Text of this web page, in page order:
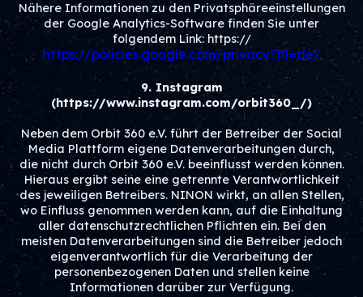
Nähere Informationen zu den Privatsphäreeinstellungen
der Google Analytics-Software finden Sie unter
folgendem Link: https://
https://policies.google.com/privacy?hl=de/
9. Instagram
(https://www.instagram.com/orbit360_/)
Neben dem Orbit 360 e.V. führt der Betreiber der Social
Media Plattform eigene Datenverarbeitungen durch,
die nicht durch Orbit 360 e.V. beeinflusst werden können.
Hieraus ergibt seine eine getrennte Verantwortlichkeit
des jeweiligen Betreibers. NINON wirkt, an allen Stellen,
wo Einfluss genommen werden kann, auf die Einhaltung
aller datenschutzrechtlichen Pflichten ein. Bei den
meisten Datenverarbeitungen sind die Betreiber jedoch
eigenverantwortlich für die Verarbeitung der
personenbezogenen Daten und stellen keine
Informationen darüber zur Verfügung.